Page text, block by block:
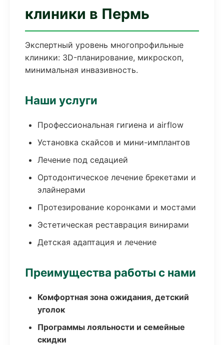
клиники в Пермь
Экспертный уровень многопрофильные
клиники: 3D-планирование, микроскоп,
минимальная инвазивность.
Наши услуги
Профессиональная гигиена и airflow
Установка скайсов и мини-имплантов
Лечение под седацией
Ортодонтическое лечение брекетами и
элайнерами
Протезирование коронками и мостами
Эстетическая реставрация винирами
Детская адаптация и лечение
Преимущества работы с нами
Комфортная зона ожидания, детский
уголок
Программы лояльности и семейные
скидки